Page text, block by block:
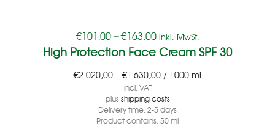
€101,00–€163,00 inkl. MwSt.
High Protection Face Cream SPF 30
€2.020,00 –€1.630,00 / 1000 ml
incl. VAT
plusshipping costs
Delivery time: 2-5 days
Product contains: 50ml